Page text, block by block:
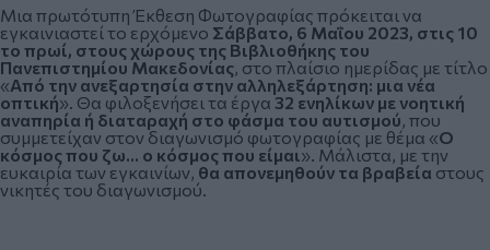
Μια πρωτότυπη Έκθεση Φωτογραφίας πρόκειται να
εγκαινιαστεί το ερχόμενο Σάββατο, 6 Μαΐου 2023, στις 10
το πρωί, στους χώρους της Βιβλιοθήκης του
Πανεπιστημίου Μακεδονίας, στο πλαίσιο ημερίδας με τίτλο
«Από την ανεξαρτησία στην αλληλεξάρτηση: μια νέα
οπτική». Θα φιλοξενήσει τα έργα32 ενηλίκων με νοητική
αναπηρία ή διαταραχή στο φάσμα του αυτισμού, που
συμμετείχαν στον διαγωνισμό φωτογραφίας με θέμα «Ο
κόσμος που ζω… ο κόσμος που είμαι». Μάλιστα, με την
ευκαιρία των εγκαινίων, θα απονεμηθούν τα βραβεία στους
νικητές του διαγωνισμού.